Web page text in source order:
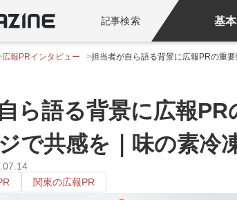
記事検索 基本
広報PRインタビュー 担当者が自ら語る背景に広報PRの重
ら語る背景に広報
で共感を｜味の素冷
関東の広報PR